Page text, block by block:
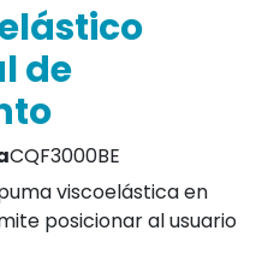
de
CQF3000BE
viscoelástica en
posicionar al usuario